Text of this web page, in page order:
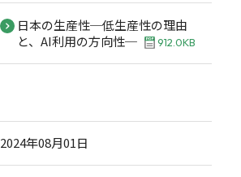
日本の生産性─低生産性の理由
と、AI利用の方向性─
912.0KB
2024年08月01日